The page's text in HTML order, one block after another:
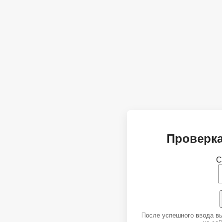
После успешного ввода